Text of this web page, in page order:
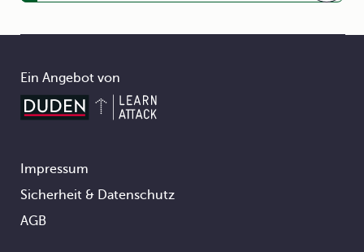
Ein Angebot von
Footer
Impressum
Sicherheit & Datenschutz
AGB